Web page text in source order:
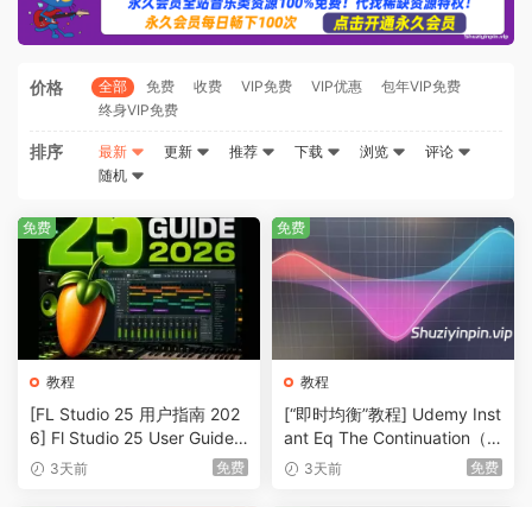
价格 全部 免费 收费 VIP免费 VIP优惠
包年VIP免费
终身VIP免费
排序 最新 更新 推荐 下载 浏览
评论
随机
教程
[FL Studio 25 用户指南 202
6] Fl Studio 25 User Guide 2
026（1MB）
3天前 免费
免费
教程
[“即时均衡”教程] Udemy Inst
ant Eq The Continuation（3
36MB）
3天前 免费
免费